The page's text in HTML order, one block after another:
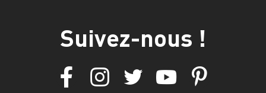
Suivez-nous !